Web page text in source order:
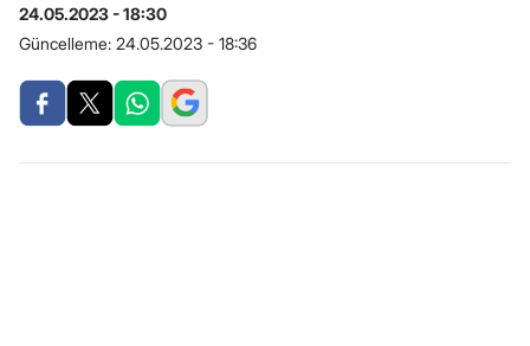
24.05.2023 - 18:30
Güncelleme: 24.05.2023 - 18:36